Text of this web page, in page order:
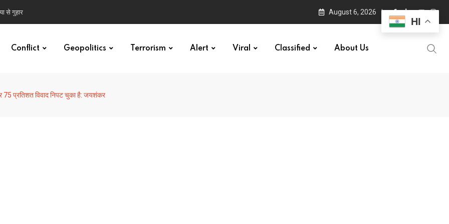
से गुहार August 6, 2026
Conflict Geopolitics Terrorism Alert Viral Classified About Us
75 प्रतिशत विवाद निपट चुका है: जयशंकर
HI